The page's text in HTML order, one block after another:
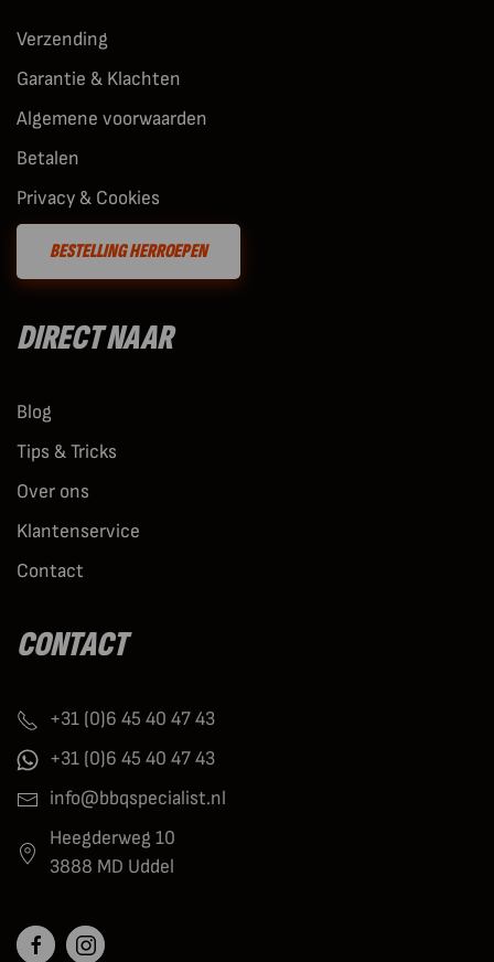
Verzending
Garantie & Klachten
Algemene voorwaarden
Betalen
Privacy & Cookies
BESTELLING HERROEPEN
DIRECT NAAR
Blog
Tips & Tricks
Over ons
Klantenservice
Contact
CONTACT
+31 (0)6 45 40 47 43
+31 (0)6 45 40 47 43
info@bbqspecialist.nl
Heegderweg 10
3888 MD Uddel